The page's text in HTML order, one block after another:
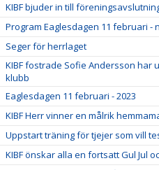
KIBF bjuder in till
Program Eaglesdagen 11 februari -
Seger för herrlaget
KIBF fostrade Sofie Andersson har
klubb
Eaglesdagen 11 februari - 2023
KIBF Herr vinner en målrik
Uppstart träning för tjejer som vill
KIBF önskar alla en fortsatt Gul Jul